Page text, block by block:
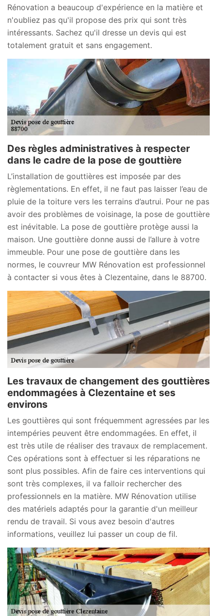
Rénovation a beaucoup d'expérience en la matière et
n'oubliez pas qu'il propose des prix qui sont très
intéressants. Sachez qu'il dresse un devis qui est
totalement gratuit et sans engagement.
Des règles administratives à respecter
dans le cadre de la pose de gouttière
L’installation de gouttières est imposée par des
règlementations. En effet, il ne faut pas laisser l’eau de
pluie de la toiture vers les terrains d’autrui. Pour ne pas
avoir des problèmes de voisinage, la pose de gouttière
est inévitable. La pose de gouttière protège aussi la
maison. Une gouttière donne aussi de l’allure à votre
immeuble. Pour une pose de gouttière dans les
normes, le couvreur MW Rénovation est professionnel
à contacter si vous êtes à Clezentaine, dans le 88700.
Les travaux de changement des gouttières
endommagées à Clezentaine et ses
environs
Les gouttières qui sont fréquemment agressées par les
intempéries peuvent être endommagées. En effet, il
est très utile de réaliser des travaux de remplacement.
Ces opérations sont à effectuer si les réparations ne
sont plus possibles. Afin de faire ces interventions qui
sont très complexes, il va falloir rechercher des
professionnels en la matière. MW Rénovation utilise
des matériels adaptés pour la garantie d'un meilleur
rendu de travail. Si vous avez besoin d'autres
informations, veuillez lui passer un coup de fil.